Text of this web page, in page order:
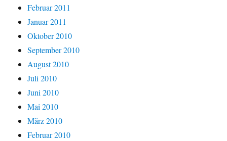
Februar 2011
Januar 2011
Oktober 2010
September 2010
August 2010
Juli 2010
Juni 2010
Mai 2010
März 2010
Februar 2010